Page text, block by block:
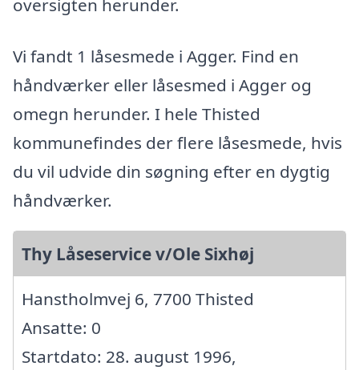
oversigten herunder.
Vi fandt 1 låsesmede i Agger. Find en
håndværker eller låsesmed i Agger og
omegn herunder. I hele Thisted
kommunefindes der flere låsesmede, hvis
du vil udvide din søgning efter en dygtig
håndværker.
Thy Låseservice v/Ole Sixhøj
Hanstholmvej 6, 7700 Thisted
Ansatte: 0
Startdato: 28. august 1996,